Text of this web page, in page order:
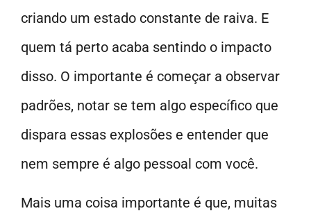
criando um estado constante de raiva. E
quem tá perto acaba sentindo o impacto
disso. O importante é começar a observar
padrões, notar se tem algo específico que
dispara essas explosões e entender que
nem sempre é algo pessoal com você.
Mais uma coisa importante é que, muitas